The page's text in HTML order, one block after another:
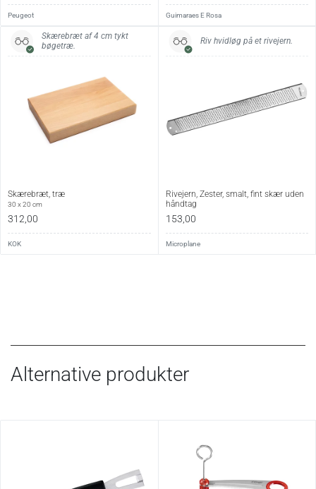
Peugeot Guimaraes E Rosa
Skærebræt af 4 cm tykt
bøgetræ.
Skærebræt, træ
30 x 20 cm
312,00
KOK
Riv hvidløg på et rivejern.
Rivejern, Zester, smalt, fint skær uden
håndtag
153,00
Microplane
Alternative produkter